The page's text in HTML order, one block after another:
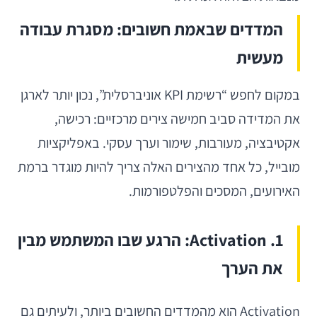
המדדים שבאמת חשובים: מסגרת עבודה
מעשית
במקום לחפש “רשימת KPI אוניברסלית”, נכון יותר לארגן
את המדידה סביב חמישה צירים מרכזיים: רכישה,
אקטיבציה, מעורבות, שימור וערך עסקי. באפליקציות
מובייל, כל אחד מהצירים האלה צריך להיות מוגדר ברמת
האירועים, המסכים והפלטפורמות.
1. Activation: הרגע שבו המשתמש מבין
את הערך
Activation הוא מהמדדים החשובים ביותר, ולעיתים גם